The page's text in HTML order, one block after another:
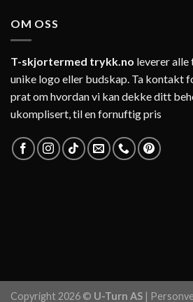
OM OSS
T-skjortermed trykk.no leverer alle
unike logo eller budskap. Ta kontakt
prat om hvordan vi kan dekke ditt
ukomplisert, til en fornuftig pris
Copyright 2026 © U-Turn AS |